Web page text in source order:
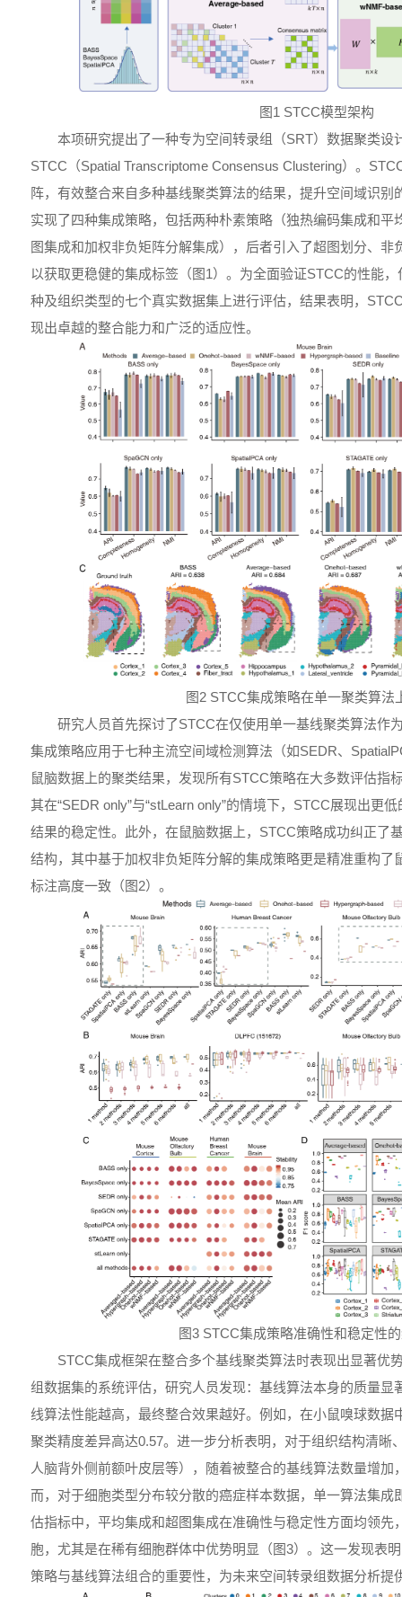
图1 STCC模型架构
本项研究提出了一种专为空间转录组（SRT）数据聚类
STCC（Spatial Transcriptome Consensus Clustering）。
阵，有效整合来自多种基线聚类算法的结果，提升空间域识别
实现了四种集成策略，包括两种朴素策略（独热编码集成和平
图集成和加权非负矩阵分解集成），后者引入了超图划分、非
以获取更稳健的集成标签（图1）。为全面验证STCC的性能
种及组织类型的七个真实数据集上进行评估，结果表明，
现出卓越的整合能力和广泛的适应性。
图2 STCC集成策略在单一聚类算法
研究人员首先探讨了STCC在仅使用单一基线聚类算法作
集成策略应用于七种主流空间域检测算法（如SEDR、
鼠脑数据上的聚类结果，发现所有STCC策略在大多数评估指
其在“SEDR only”与“stLearn only”的情境下，STCC展现出更
结果的稳定性。此外，在鼠脑数据上，STCC策略成功纠正了
结构，其中基于加权非负矩阵分解的集成策略更是精准重构了
标注高度一致（图2）。
图3 STCC集成策略准确性和稳定性
STCC集成框架在整合多个基线聚类算法时表现出显著优
组数据集的系统评估，研究人员发现：基线算法本身的质量显
线算法性能越高，最终整合效果越好。例如，在小鼠嗅球数据
聚类精度差异高达0.57。进一步分析表明，对于组织结构清晰
人脑背外侧前额叶皮层等），随着被整合的基线算法数量增加
而，对于细胞类型分布较分散的癌症样本数据，单一算法集成
估指标中，平均集成和超图集成在准确性与稳定性方面均领先
胞，尤其是在稀有细胞群体中优势明显（图3）。这一发现表
策略与基线算法组合的重要性，为未来空间转录组数据分析提